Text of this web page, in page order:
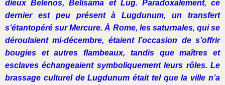
dieux Belenos, Belisama et Lug. Paradoxalement, ce
dernier est peu présent à Lugdunum, un transfert
s’étantopéré sur Mercure. À Rome, les saturnales, qui se
déroulaient mi-décembre, étaient l’occasion de s’offrir
bougies et autres flambeaux, tandis que maîtres et
esclaves échangeaient symboliquement leurs rôles. Le
brassage culturel de Lugdunum était tel que la ville n’a